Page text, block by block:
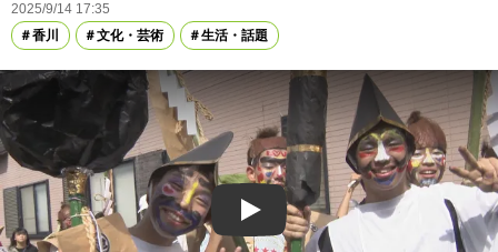
2025/9/14 17:35
香川
文化・芸術 生活・話題
Play